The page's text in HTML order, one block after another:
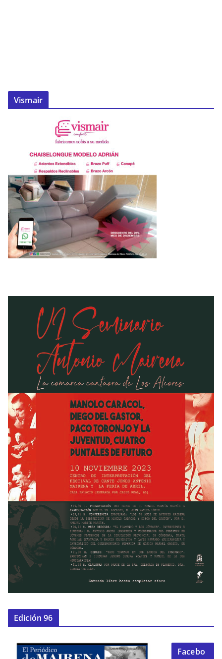
Vismair
Edición 96
Facebo